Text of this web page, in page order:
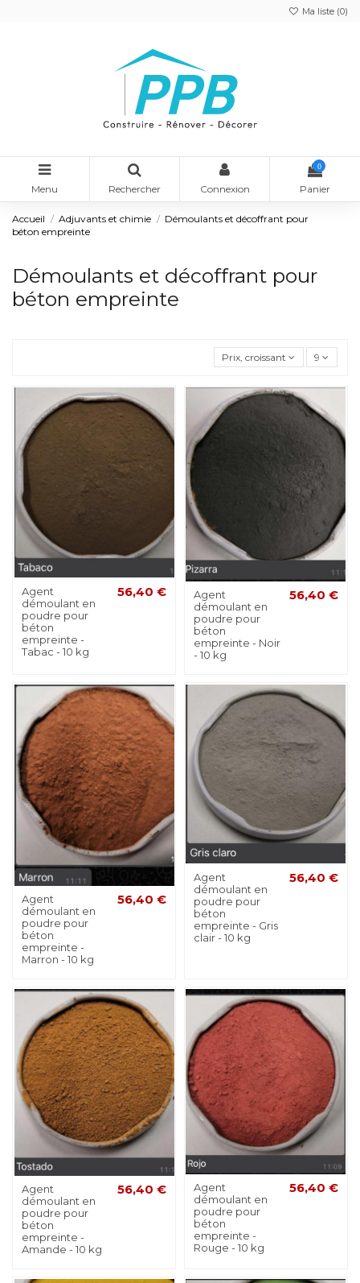
Ma liste (0)
Menu Rechercher Connexion
0
Panier
Accueil Adjuvants et chimie
Démoulants et décoffrant pour
béton empreinte
Démoulants et décoffrant pour
béton empreinte
Prix, croissant 9
Agent
démoulant en
poudre pour
béton
empreinte -
Tabac - 10 kg
56,40 €
Agent
démoulant en
poudre pour
béton
empreinte - Noir
- 10 kg
56,40 €
Agent
démoulant en
poudre pour
béton
empreinte -
Marron - 10 kg
56,40 €
Agent
démoulant en
poudre pour
béton
empreinte - Gris
clair - 10 kg
56,40 €
Agent
démoulant en
poudre pour
béton
empreinte -
Amande - 10 kg
56,40 €
Agent
démoulant en
poudre pour
béton
empreinte -
Rouge - 10 kg
56,40 €